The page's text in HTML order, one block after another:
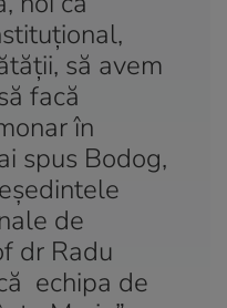
să avem
facă
în
spus Bodog,
de
dr Radu
echipa de